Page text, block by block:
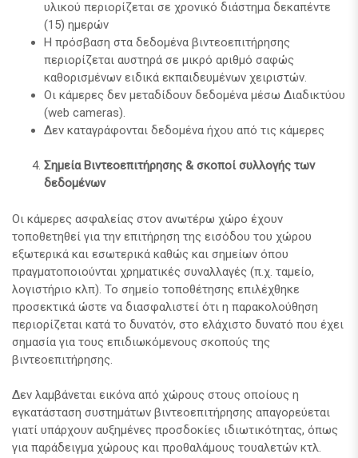
υλικού περιορίζεται σε χρονικό διάστημα δεκαπέντε
(15) ημερών
Η πρόσβαση στα δεδομένα βιντεοεπιτήρησης
περιορίζεται αυστηρά σε μικρό αριθμό σαφώς
καθορισμένων ειδικά εκπαιδευμένων χειριστών.
Οι κάμερες δεν μεταδίδουν δεδομένα μέσω Διαδικτύου
(web cameras).
Δεν καταγράφονται δεδομένα ήχου από τις κάμερες
Σημεία Βιντεοεπιτήρησης & σκοποί συλλογής των
δεδομένων
Οι κάμερες ασφαλείας στον ανωτέρω χώρο έχουν
τοποθετηθεί για την επιτήρηση της εισόδου του χώρου
εξωτερικά και εσωτερικά καθώς και σημείων όπου
πραγματοποιούνται χρηματικές συναλλαγές (π.χ. ταμείο,
λογιστήριο κλπ). Το σημείο τοποθέτησης επιλέχθηκε
προσεκτικά ώστε να διασφαλιστεί ότι η παρακολούθηση
περιορίζεται κατά το δυνατόν, στο ελάχιστο δυνατό που έχει
σημασία για τους επιδιωκόμενους σκοπούς της
βιντεοεπιτήρησης.
Δεν λαμβάνεται εικόνα από χώρους στους οποίους η
εγκατάσταση συστημάτων βιντεοεπιτήρησης απαγορεύεται
γιατί υπάρχουν αυξημένες προσδοκίες ιδιωτικότητας, όπως
για παράδειγμα χώρους και προθαλάμους τουαλετών κτλ.